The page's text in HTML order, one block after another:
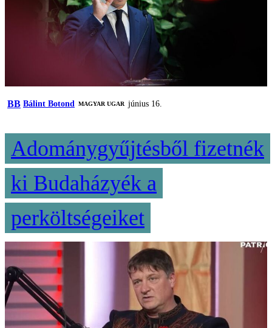
BB Bálint Botond MAGYAR UGAR június 16.
Adománygyűjtésből fizetnék
ki Budaházyék a
perköltségeiket